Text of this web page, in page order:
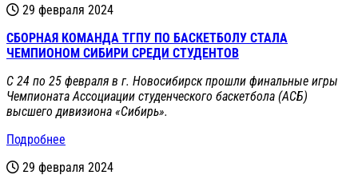
29 февраля 2024
СБОРНАЯ КОМАНДА ТГПУ ПО БАСКЕТБОЛУ СТАЛА
ЧЕМПИОНОМ СИБИРИ СРЕДИ СТУДЕНТОВ
С 24 по 25 февраля в г. Новосибирск прошли финальные игры
Чемпионата Ассоциации студенческого баскетбола (АСБ)
высшего дивизиона «Сибирь».
Подробнее
29 февраля 2024